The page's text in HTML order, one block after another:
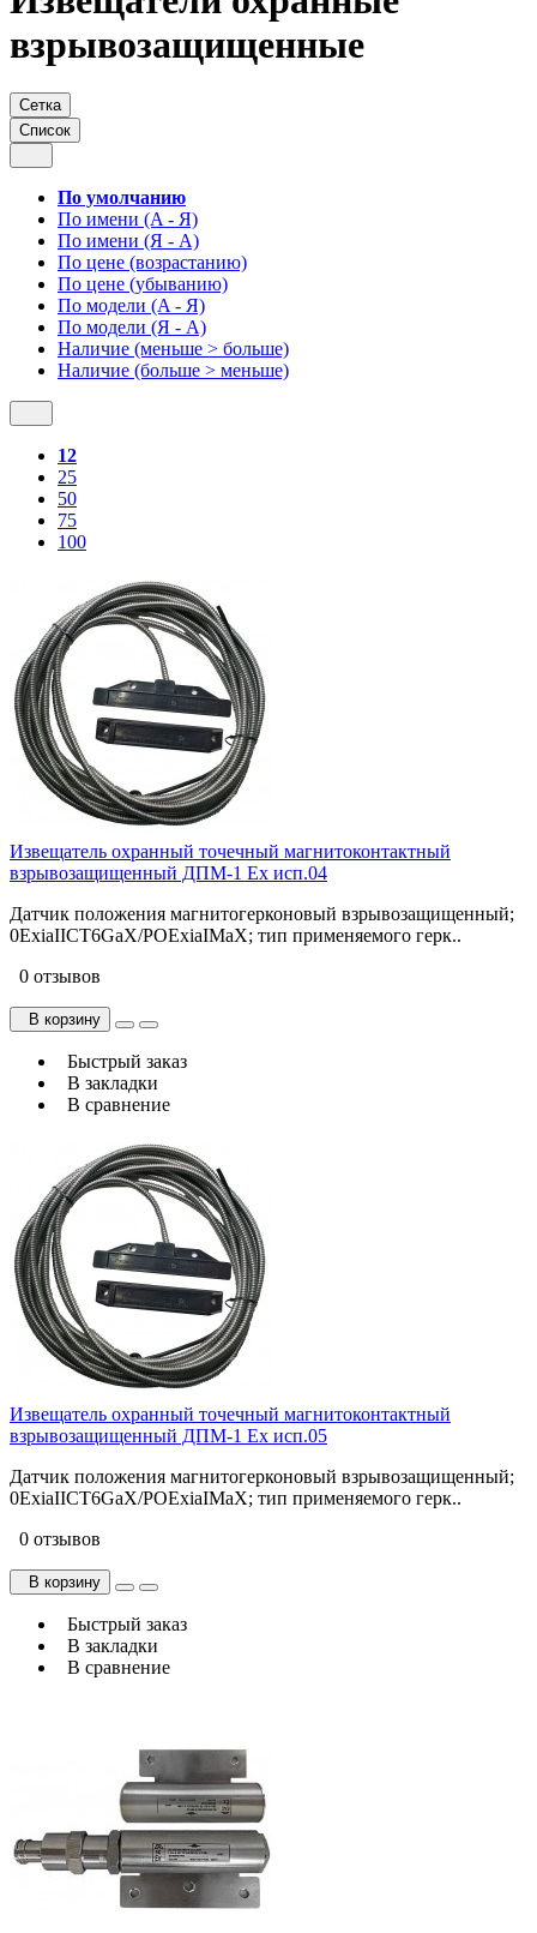
взрывозащищенные
Сетка
Список
По умолчанию
По имени (A - Я)
По имени (Я - A)
По цене (возрастанию)
По цене (убыванию)
По модели (A - Я)
По модели (Я - A)
Наличие (меньше > больше)
Наличие (больше > меньше)
12
25
50
75
100
Извещатель охранный точечный магнитоконтактный
взрывозащищенный ДПМ-1 Ех исп.04
Датчик положения магнитогерконовый взрывозащищенный;
0ExiaIICT6GaХ/РОExiaIMaХ; тип применяемого герк..
0 отзывов
В корзину
Быстрый заказ
В закладки
В сравнение
Извещатель охранный точечный магнитоконтактный
взрывозащищенный ДПМ-1 Ех исп.05
Датчик положения магнитогерконовый взрывозащищенный;
0ExiaIICT6GaХ/РОExiaIMaХ; тип применяемого герк..
0 отзывов
В корзину
Быстрый заказ
В закладки
В сравнение